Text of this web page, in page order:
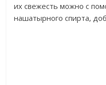
их свежесть можно с
нашатырного спирта,